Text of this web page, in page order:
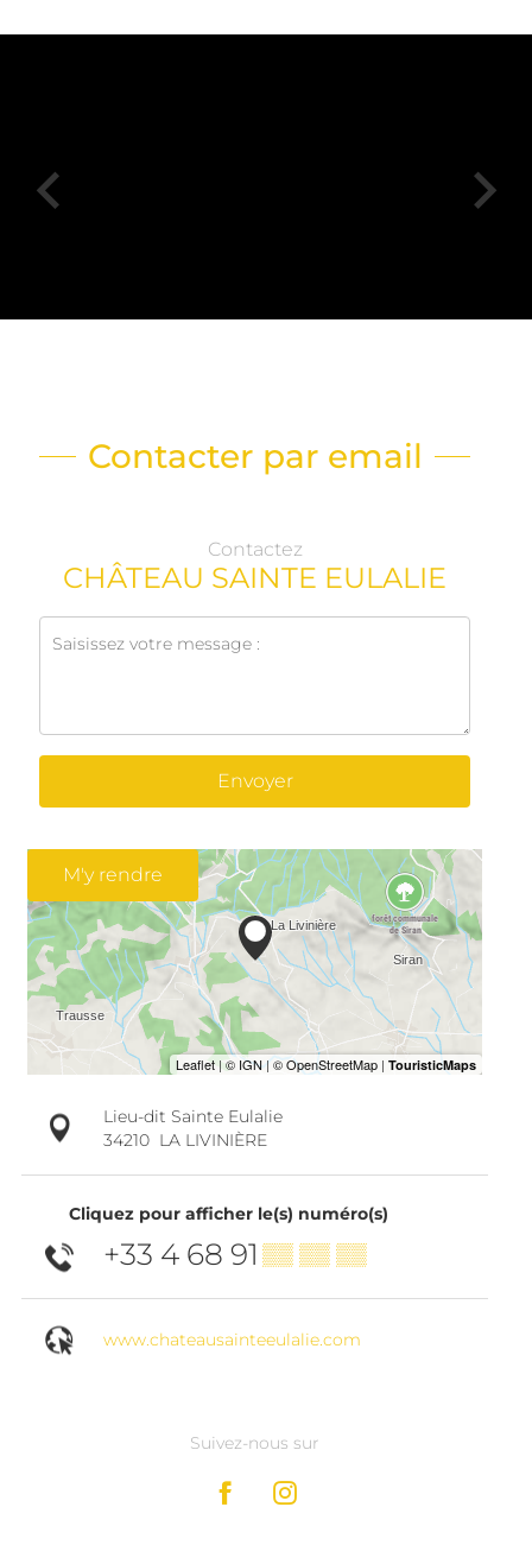
Contacter par email
Contactez
CHÂTEAU SAINTE EULALIE
Envoyer
M'y rendre
Lieu-dit Sainte Eulalie
34210 LA LIVINIÈRE
Cliquez pour afficher le(s) numéro(s)
+33 4 68 91 ▒▒ ▒▒ ▒▒
www.chateausainteeulalie.com
Suivez-nous sur